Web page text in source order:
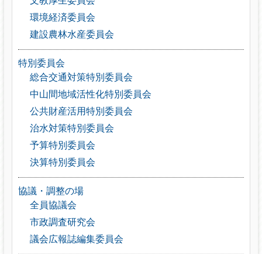
環境経済委員会
建設農林水産委員会
特別委員会
総合交通対策特別委員会
中山間地域活性化特別委員会
公共財産活用特別委員会
治水対策特別委員会
予算特別委員会
決算特別委員会
協議・調整の場
全員協議会
市政調査研究会
議会広報誌編集委員会